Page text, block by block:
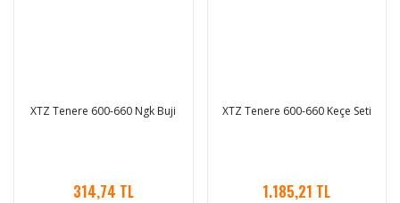
XTZ Tenere 600-660 Ngk Buji
314,74 TL
XTZ Tenere 600-660 Keçe Seti
1.185,21 TL